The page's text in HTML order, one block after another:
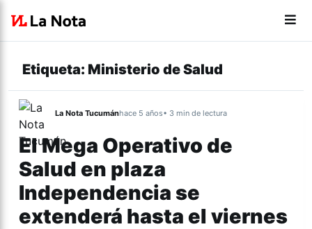
Etiqueta: Ministerio de Salud
La Nota Tucumánhace 5 años• 3 min de lectura
El Mega Operativo de
Salud en plaza
Independencia se
extenderá hasta el viernes